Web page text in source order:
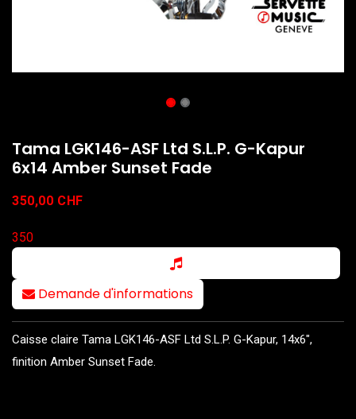
Tama LGK146-ASF Ltd S.L.P. G-Kapur
6x14 Amber Sunset Fade
350,00 CHF
350
Demande d'informations
Caisse claire Tama LGK146-ASF Ltd S.L.P. G-Kapur, 14x6",
finition Amber Sunset Fade.